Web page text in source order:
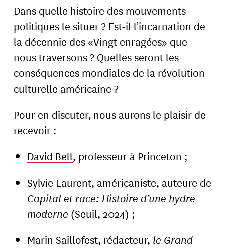
Dans quelle histoire des mouvements
politiques le situer ? Est-il l’incarnation de
la décennie des «Vingt enragées» que
nous traversons ? Quelles seront les
conséquences mondiales de la révolution
culturelle américaine ?
Pour en discuter, nous aurons le plaisir de
recevoir :
David Bell, professeur à Princeton ;
Sylvie Laurent, américaniste, auteure de
Capital et race: Histoire d’une hydre
moderne (Seuil, 2024) ;
Marin Saillofest, rédacteur, le Grand